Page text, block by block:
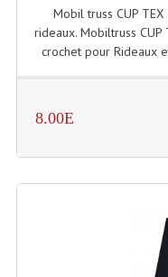
Mobil truss CUP
rideaux. Mobiltruss
crochet pour Rideaux
8.00E